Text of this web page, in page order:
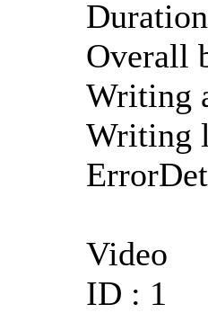
Overall
Writing
Writing
Video
ID : 1